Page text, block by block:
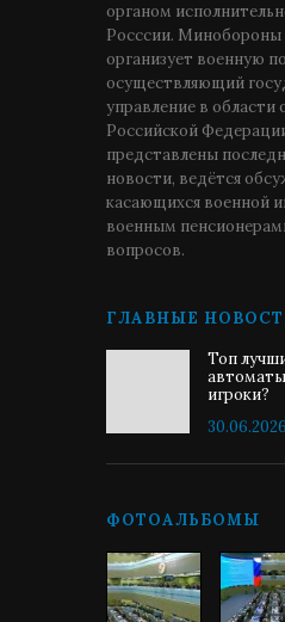
органом
Росссии. Минобороны
организует военную
осуществляющий
управление в области
Российской
представлены
новости, ведётся
касающихся военной
военным
вопросов.
ГЛАВНЫЕ
Топ
игроки?
ФОТОАЛЬБОМЫ